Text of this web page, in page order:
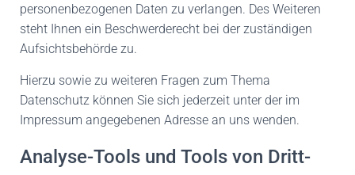
personenbezogenen Daten zu verlangen. Des Weiteren
steht Ihnen ein Beschwerderecht bei der zuständigen
Aufsichtsbehörde zu.
Hierzu sowie zu weiteren Fragen zum Thema
Datenschutz können Sie sich jederzeit unter der im
Impressum angegebenen Adresse an uns wenden.
Analyse-Tools und Tools von Dritt­